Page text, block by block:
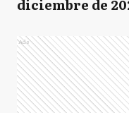
diciembre de
Ads